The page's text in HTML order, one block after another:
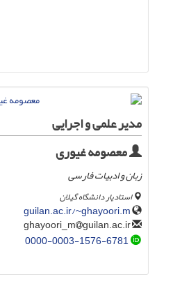
مدیر علمی و اجرایی
معصومه غیوری
زبان و ادبیات فارسی
استادیار دانشگاه گیلان
guilan.ac.ir/~ghayoori.m
guilan.ac.ir
0000-0003-1576-6781